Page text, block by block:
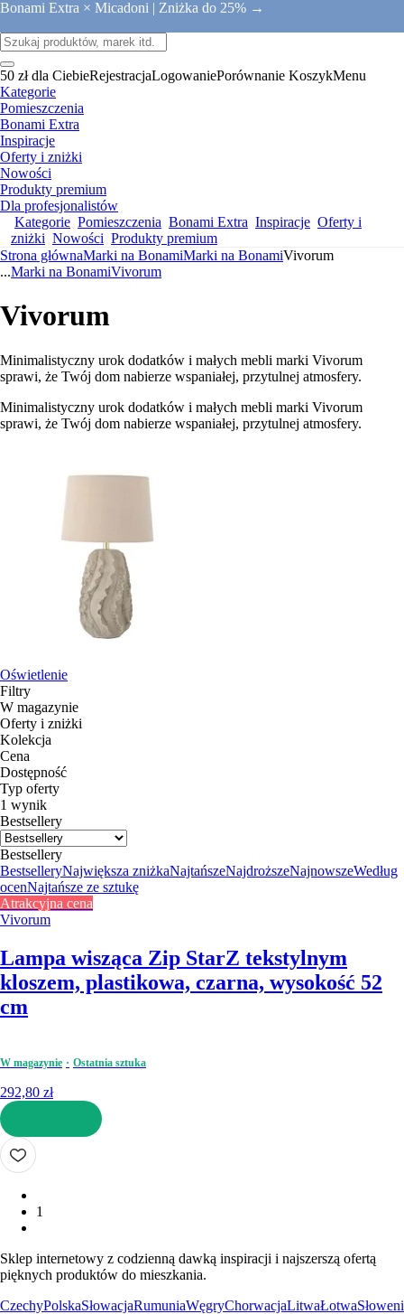
Bonami Extra × Micadoni | Zniżka do 25% →
50 zł dla CiebieRejestracjaLogowaniePorównanie KoszykMenu
Kategorie
Pomieszczenia
Bonami Extra
Inspiracje
Oferty i zniżki
Nowości
Produkty premium
Dla profesjonalistów
Kategorie Pomieszczenia Bonami Extra Inspiracje Oferty i
zniżki Nowości Produkty premium
Strona głównaMarki na BonamiMarki na BonamiVivorum
...Marki na BonamiVivorum
Vivorum
Minimalistyczny urok dodatków i małych mebli marki Vivorum
sprawi, że Twój dom nabierze wspaniałej, przytulnej atmosfery.
Minimalistyczny urok dodatków i małych mebli marki Vivorum
sprawi, że Twój dom nabierze wspaniałej, przytulnej atmosfery.
Oświetlenie
Filtry
W magazynie
Oferty i zniżki
Kolekcja
Cena
Dostępność
Typ oferty
1 wynik
Bestsellery
Bestsellery
BestselleryNajwiększa zniżkaNajtańszeNajdroższeNajnowszeWedług
ocenNajtańsze ze sztukę
Atrakcyjna cena
Vivorum
Lampa wisząca Zip StarZ tekstylnym
kloszem, plastikowa, czarna, wysokość 52
cm
W magazynie Ostatnia sztuka
292,80 zł
DO KOSZYKA
1
Sklep internetowy z codzienną dawką inspiracji i najszerszą ofertą
pięknych produktów do mieszkania.
CzechyPolskaSłowacjaRumuniaWęgryChorwacjaLitwaŁotwa